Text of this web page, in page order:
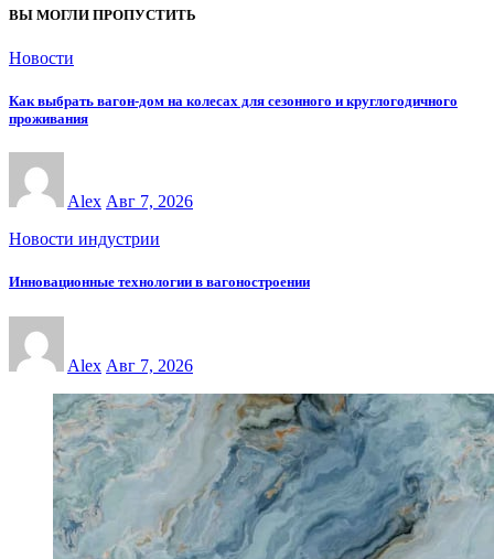
ВЫ МОГЛИ ПРОПУСТИТЬ
Новости
Как выбрать вагон-дом на колесах для сезонного и круглогодичного
проживания
Alex Авг 7, 2026
Новости индустрии
Инновационные технологии в вагоностроении
Alex Авг 7, 2026